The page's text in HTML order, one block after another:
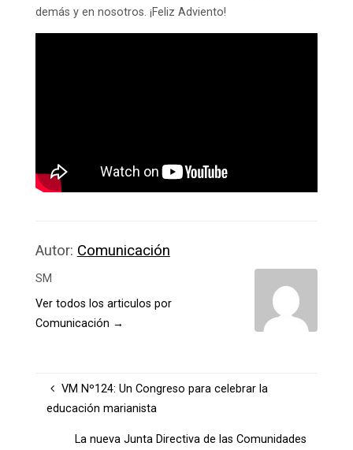
demás y en nosotros. ¡Feliz Adviento!
Autor: Comunicación
SM
Ver todos los articulos por
Comunicación →
VM Nº124: Un Congreso para celebrar la
educación marianista
La nueva Junta Directiva de las Comunidades